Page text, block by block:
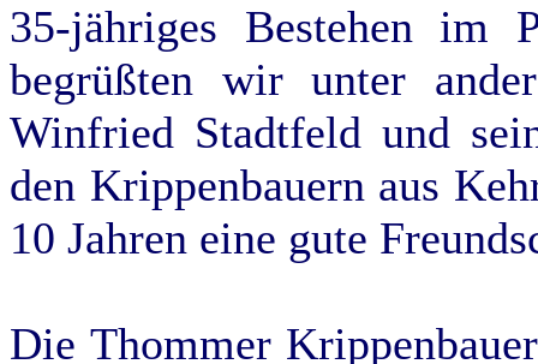
35-jähriges Bestehen im
begrüßten wir unter
Winfried Stadtfeld und
den Krippenbauern aus
10 Jahren eine gute
Die Thommer